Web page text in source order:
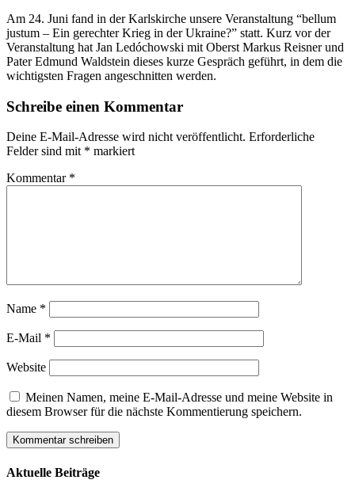
Am 24. Juni fand in der Karlskirche unsere Veranstaltung “bellum
justum – Ein gerechter Krieg in der Ukraine?” statt. Kurz vor der
Veranstaltung hat Jan Ledóchowski mit Oberst Markus Reisner und
Pater Edmund Waldstein dieses kurze Gespräch geführt, in dem die
wichtigsten Fragen angeschnitten werden.
Schreibe einen Kommentar
Deine E-Mail-Adresse wird nicht veröffentlicht. Erforderliche
Felder sind mit * markiert
Kommentar *
Name *
E-Mail *
Website
Meinen Namen, meine E-Mail-Adresse und meine Website in
diesem Browser für die nächste Kommentierung speichern.
Aktuelle Beiträge